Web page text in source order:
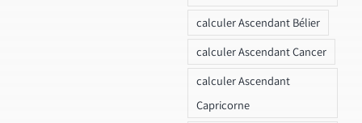
calculer Ascendant Bélier
calculer Ascendant Cancer
calculer Ascendant
Capricorne